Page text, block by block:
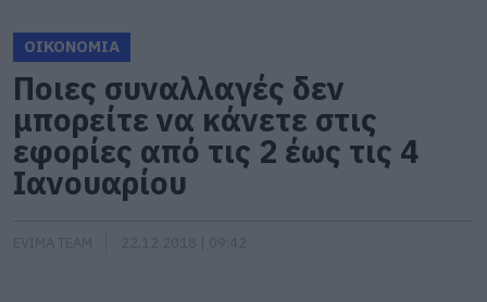
ΟΙΚΟΝΟΜΙΑ
Ποιες συναλλαγές δεν
μπορείτε να κάνετε στις
εφορίες από τις 2 έως τις 4
Ιανουαρίου